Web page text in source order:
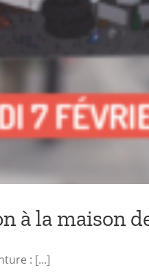
à la maison
: [...]